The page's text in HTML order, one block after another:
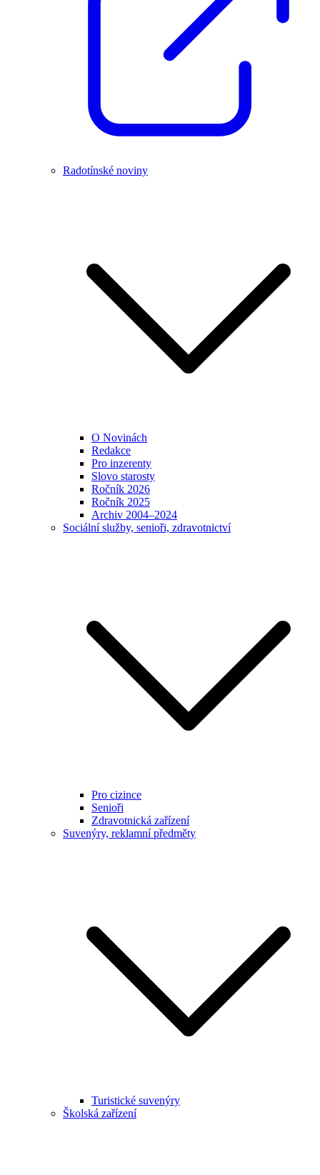
Radotínské noviny
O Novinách
Redakce
Pro inzerenty
Slovo starosty
Ročník 2026
Ročník 2025
Archiv 2004–2024
Sociální služby, senioři, zdravotnictví
Pro cizince
Senioři
Zdravotnická zařízení
Suvenýry, reklamní předměty
Turistické suvenýry
Školská zařízení